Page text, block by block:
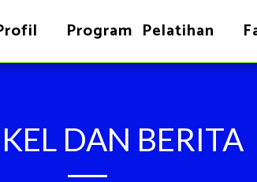
Program Pelatihan
DAN BERITA